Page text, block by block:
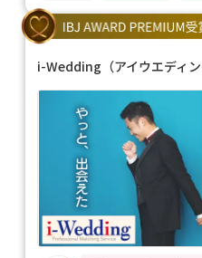
i-Wedding（アイウエディン